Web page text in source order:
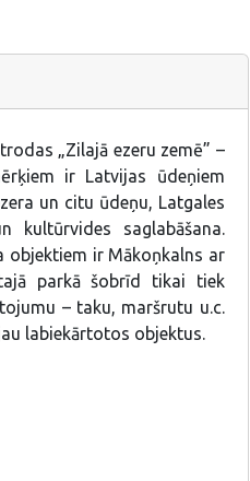
„Zilajā ezeru zemē” –
ir Latvijas ūdeņiem
un citu ūdeņu, Latgales
kultūrvides saglabāšana.
objektiem ir Mākoņkalns ar
parkā šobrīd tikai tiek
– taku, maršrutu u.c.
labiekārtotos objektus.